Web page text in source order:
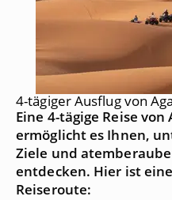
4-tägiger Ausflug von
Eine 4-tägige Reise
ermöglicht es Ihnen,
Ziele und
entdecken. Hier ist
Reiseroute: